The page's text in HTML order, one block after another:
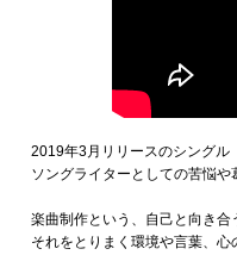
2019年3月リリースのシングル
ソングライターとしての苦悩や
楽曲制作という、自己と向き合
それをとりまく環境や言葉、心